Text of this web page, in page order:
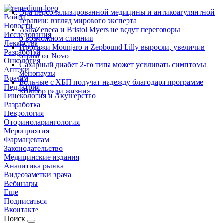
Войти
Новости
Исследования
Лекарства
Разработка
Онкология
Аптеки
Врачам
Педиатрия
Гинекология и Акушерство
Разработка
Неврология
Оториноларингология
Мероприятия
Фармацевтам
Законодательство
Медицинские издания
Аналитика рынка
Видеозаметки врача
Вебинары
Еще
Подписаться
Вконтакте
Поиск
Эра персонализированной медицины и антикоагулянтной
терапии: взгляд мирового эксперта
AstraZeneca и Bristol Myers не ведут переговоры
о возможном слиянии
Продажи Mounjaro и Zepbound Lilly выросли, увеличив
отрыв от Novo
Сахарный диабет 2‑го типа может усиливать симптомы
менопаузы
Больные с ХБП получат надежду благодаря программе
«Выбор ради жизни»